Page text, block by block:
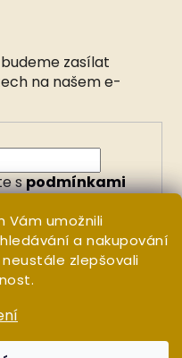
Vám umožnili
a nakupování
zlepšovali
zasílat
na našem e-
spodmínkami